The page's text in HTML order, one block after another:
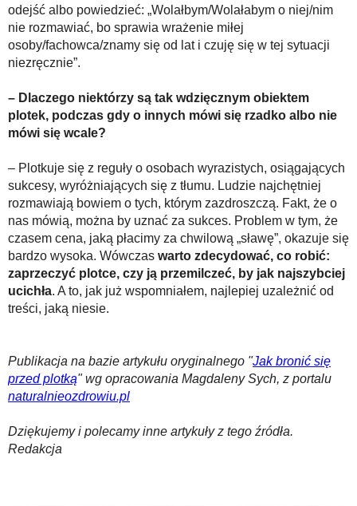
odejść albo powiedzieć: „Wolałbym/Wolałabym o niej/nim
nie rozmawiać, bo sprawia wrażenie miłej
osoby/fachowca/znamy się od lat i czuję się w tej sytuacji
niezręcznie”.
– Dlaczego niektórzy są tak wdzięcznym obiektem
plotek, podczas gdy o innych mówi się rzadko albo nie
mówi się wcale?
– Plotkuje się z reguły o osobach wyrazistych, osiągających
sukcesy, wyróżniających się z tłumu. Ludzie najchętniej
rozmawiają bowiem o tych, którym zazdroszczą. Fakt, że o
nas mówią, można by uznać za sukces. Problem w tym, że
czasem cena, jaką płacimy za chwilową „sławę”, okazuje się
bardzo wysoka. Wówczas warto zdecydować, co robić:
zaprzeczyć plotce, czy ją przemilczeć, by jak najszybciej
ucichła. A to, jak już wspomniałem, najlepiej uzależnić od
treści, jaką niesie.
Publikacja na bazie artykułu oryginalnego "Jak bronić się
przed plotką" wg opracowania Magdaleny Sych, z portalu
naturalnieozdrowiu.pl
Dziękujemy i polecamy inne artykuły z tego źródła.
Redakcja